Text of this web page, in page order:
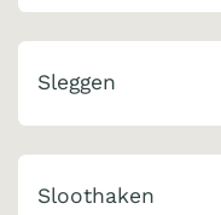
Sleggen
Sloothaken